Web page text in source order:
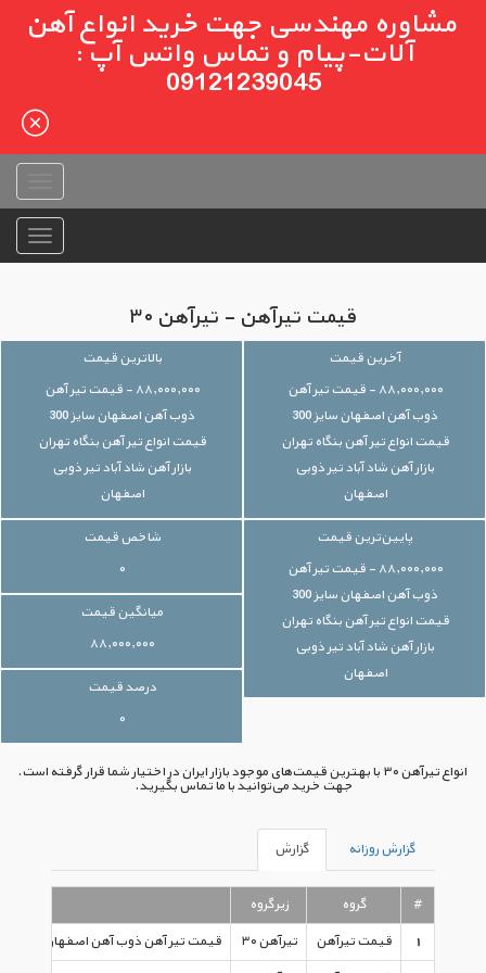
مشاوره مهندسی جهت خرید انواع آهن
آلات-پیام و تماس واتس آپ :
09121239045
قیمت تیرآهن - تیرآهن ۳۰
آخرین قیمت
۸۸,۰۰۰,۰۰۰ - قیمت تیر آهن
ذوب آهن اصفهان سایز 300
قیمت انواع تیر آهن بنگاه تهران
بازار آهن شاد آباد تیر ذوبی
اصفهان
بالاترین قیمت
۸۸,۰۰۰,۰۰۰ - قیمت تیر آهن
ذوب آهن اصفهان سایز 300
قیمت انواع تیر آهن بنگاه تهران
بازار آهن شاد آباد تیر ذوبی
اصفهان
پایین‌ترین قیمت
۸۸,۰۰۰,۰۰۰ - قیمت تیر آهن
ذوب آهن اصفهان سایز 300
قیمت انواع تیر آهن بنگاه تهران
بازار آهن شاد آباد تیر ذوبی
اصفهان
شاخص قیمت
۰
میانگین قیمت
۸۸,۰۰۰,۰۰۰
درصد قیمت
۰
انواع تیرآهن ۳۰ با بهترین قیمت‌های موجود بازار ایران در اختیار شما قرار گرفته است.
جهت خرید می‌توانید با ما تماس بگیرید.
گزارش روزانه گزارش
# گروه
زیرگروه
1
قیمت تیرآهن تیرآهن ۳۰
قیمت تیر آهن ذوب آهن اصفهان سایز ۳۰۰ قیمت انواع تیر آهن بنگاه تهران بازار آهن شاد آباد تیر ذوبی اصفهان